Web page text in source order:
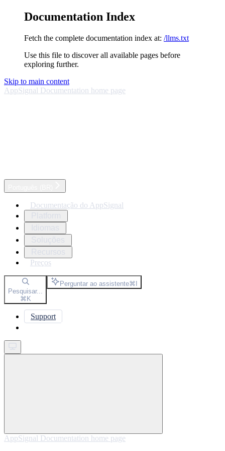
Documentation Index
Fetch the complete documentation index at: /llms.txt
Use this file to discover all available pages before
exploring further.
Skip to main content
AppSignal Documentation home page
Documentação do AppSignal
Preços
Pesquisar...
⌘K
Perguntar ao assistente⌘I
Support
AppSignal Documentation home page